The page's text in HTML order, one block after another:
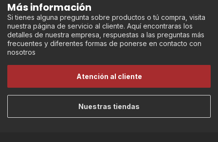
Más información
Si tienes alguna pregunta sobre productos o tú compra, visita
nuestra página de servicio al cliente. Aquí encontraras los
detalles de nuestra empresa, respuestas a las preguntas más
frecuentes y diferentes formas de ponerse en contacto con
nosotros
Atención al cliente
Nuestras tiendas